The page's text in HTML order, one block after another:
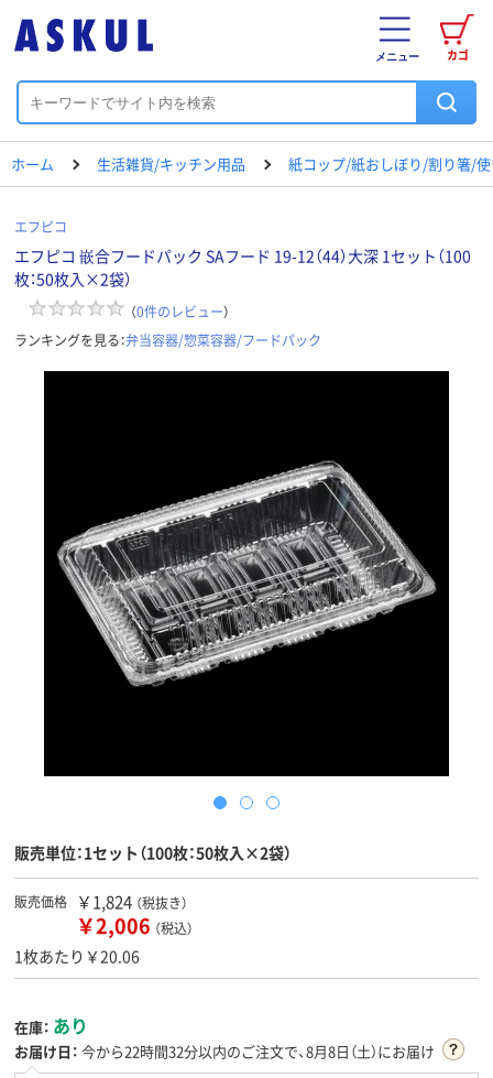
カゴ
メニュー
ホーム 生活雑貨/キッチン用品 紙コップ/紙おしぼり/割り箸/
エフピコ
エフピコ 嵌合フードパック SAフード 19-12（44）大深 1セット（100
枚：50枚入×2袋）
（0件のレビュー）
ランキングを見る：弁当容器/惣菜容器/フードパック
販売単位：1セット（100枚：50枚入×2袋）
販売価格 ￥1,824 （税抜き）
￥2,006 （税込）
1枚あたり￥20.06
在庫： あり
お届け日： 今から22時間32分以内のご注文で、8月8日（土）にお届け